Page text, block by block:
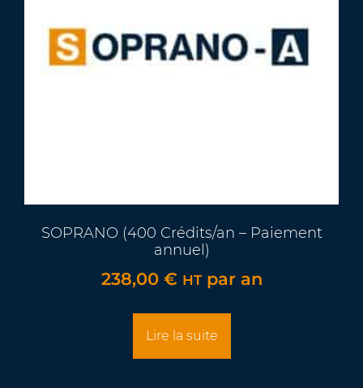
SOPRANO (400 Crédits/an – Paiement
annuel)
238,00 € HT par an
Lire la suite